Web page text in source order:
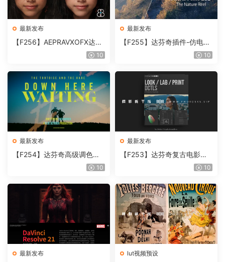
最新发布
【F256】AEPRAVXOFX达芬
奇视频人像磨皮润肤美颜插件
10
最新发布
【F255】达芬奇插件-仿电影
胶片视频调色插件 ARRI Film
10
最新发布
【F254】达芬奇高级调色插
件 Contour V2.2.2 WinMac10
最新发布
【F253】达芬奇复古电影胶
片质感DCTL节点调色预设 M
T V4.0
10
最新发布 lut视频预设